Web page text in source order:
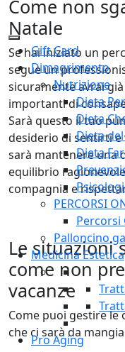
Gift Card
Dimagrimento
Nutrizione
Dieta
Dieta
Dieta
Dieta
PERCORSI
Percorsi
Palloncino
Medicina Estetica
Pro Aging
Come non
Natale
Se hai iniziato un
segue un
sicuramente avrai
importanti di
Sarà questo il tuo
desiderio di sentirti e
sarà mantenere una
equilibrio
compagnia e
Le situazioni
come non
vacanze
Come puoi gestire le
che ci sarà da